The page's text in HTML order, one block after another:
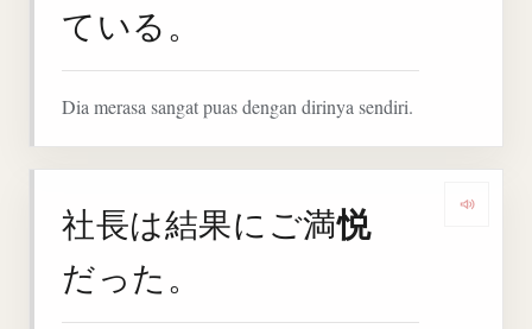
ている。
Dia merasa sangat puas dengan dirinya sendiri.
社長は結果にご満悦
だった。